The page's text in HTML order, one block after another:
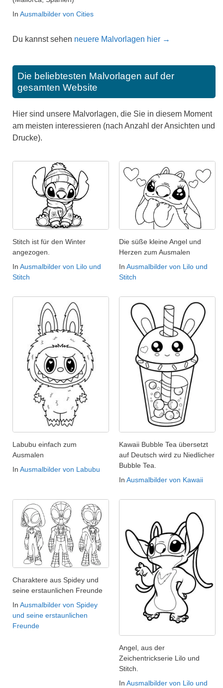
In Ausmalbilder von Cities
Du kannst sehen neuere Malvorlagen hier →
Die beliebtesten Malvorlagen auf der
gesamten Website
Hier sind unsere Malvorlagen, die Sie in diesem Moment
am meisten interessieren (nach Anzahl der Ansichten und
Drucke).
Stitch ist für den Winter
angezogen.
In Ausmalbilder von Lilo und
Stitch
Die süße kleine Angel und
Herzen zum Ausmalen
In Ausmalbilder von Lilo und
Stitch
Labubu einfach zum
Ausmalen
In Ausmalbilder von Labubu
Kawaii Bubble Tea übersetzt
auf Deutsch wird zu Niedlicher
Bubble Tea.
In Ausmalbilder von Kawaii
Charaktere aus Spidey und
seine erstaunlichen Freunde
In Ausmalbilder von Spidey
und seine erstaunlichen
Freunde
Angel, aus der
Zeichentrickserie Lilo und
Stitch.
In Ausmalbilder von Lilo und